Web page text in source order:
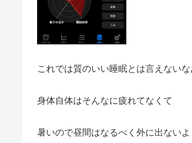
これでは質のいい睡眠とは言えないな
身体自体はそんなに疲れてなくて
暑いので昼間はなるべく外に出ない